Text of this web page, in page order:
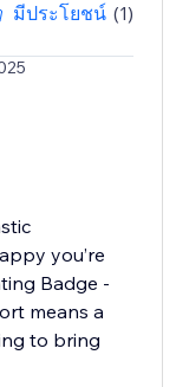
มีประโยชน์ (1)
you’re
Badge -
means a
to bring